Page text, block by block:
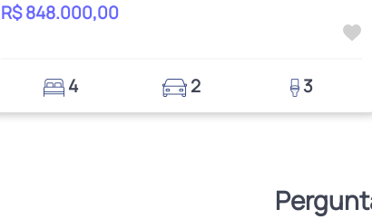
R$ 848.000,00
4 2 3